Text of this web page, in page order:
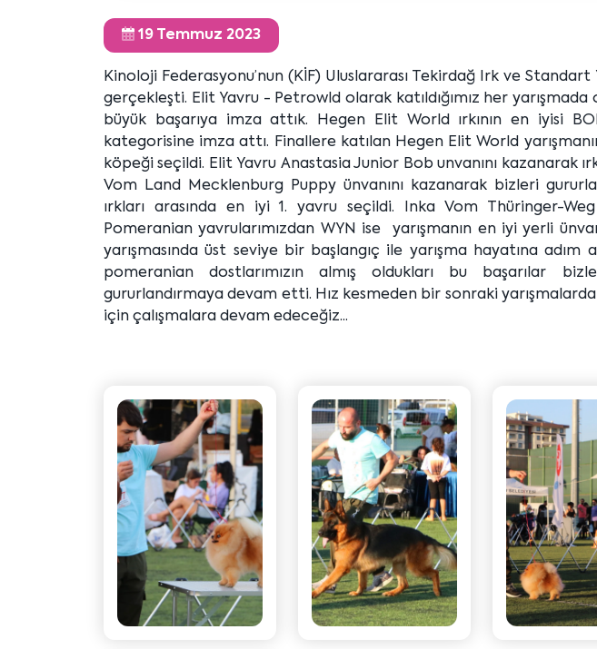
19 Temmuz 2023
Kinoloji Federasyonu’nun (KİF) Uluslararası Tekirdağ Irk ve Standart
gerçekleşti. Elit Yavru - Petrowld olarak katıldığımız her yarışmada
büyük başarıya imza attık. Hegen Elit World ırkının en iyisi
kategorisine imza attı. Finallere katılan Hegen Elit World
köpeği seçildi. Elit Yavru Anastasia Junior Bob unvanını kazanarak
Vom Land Mecklenburg Puppy ünvanını kazanarak bizleri
ırkları arasında en iyi 1. yavru seçildi. Inka Vom Thüringer-Weg
Pomeranian yavrularımızdan WYN ise yarışmanın en iyi yerli
yarışmasında üst seviye bir başlangıç ile yarışma hayatına
pomeranian dostlarımızın almış oldukları bu başarılar
gururlandırmaya devam etti. Hız kesmeden bir sonraki
için çalışmalara devam edeceğiz...